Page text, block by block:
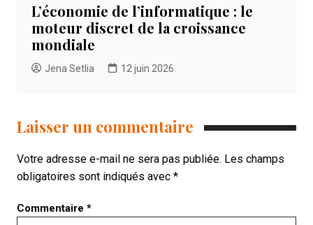
L’économie de l’informatique : le
moteur discret de la croissance
mondiale
Jena Setlia 12 juin 2026
Laisser un commentaire
Votre adresse e-mail ne sera pas publiée. Les champs
obligatoires sont indiqués avec *
Commentaire *